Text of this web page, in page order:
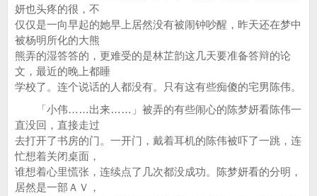
妍也头疼的很，不
仅仅是一向早起的她早上居然没有被闹钟吵醒，昨天还在梦中
被杨明所化的大熊
熊弄的湿答答的，更难受的是林芷韵这几天要准备答辩的论
文，最近的晚上都睡
学校了。连个说话的人都没有。只有这有些痴傻的宅男陈伟。
「小伟……出来……」被弄的有些闹心的陈梦妍看陈伟一
直没回，直接走过
去打开了书房的门。一开门，戴着耳机的陈伟被吓了一跳，连
忙想着关闭桌面，
谁想着心里慌张，连续点了几次都没成功。陈梦妍看的分明，
居然是一部ＡＶ，